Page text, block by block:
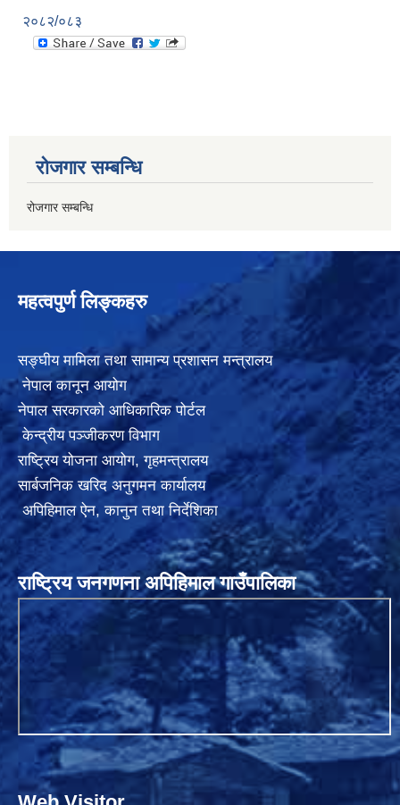
२०८२/०८३
रोजगार सम्बन्धि
रोजगार सम्बन्धि
महत्वपुर्ण लिङ्कहरु
सङ्घीय मामिला तथा सामान्य प्रशासन मन्त्रालय
नेपाल कानून आयोग
नेपाल सरकारको आधिकारिक पोर्टल
केन्द्रीय पञ्जीकरण विभाग
राष्ट्रिय योजना आयोग,गृहमन्त्रालय
सार्बजनिक खरिद अनुगमन कार्यालय
अपिहिमाल ऐन, कानुन तथा निर्देशिका
राष्ट्रिय जनगणना अपिहिमाल गाउँपालिका